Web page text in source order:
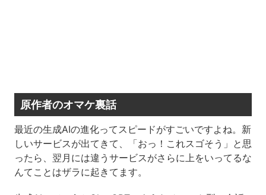
原作者のオマケ裏話
最近の生成AIの進化ってスピードがすごいですよね。新
しいサービスが出てきて、「おっ！これスゴそう」と思
ったら、翌月には違うサービスがさらに上をいってるな
んてことはザラに起きてます。